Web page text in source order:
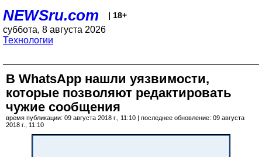
NEWSru.com | 18+
суббота, 8 августа 2026
Технологии
В WhatsApp нашли уязвимости,
которые позволяют редактировать
чужие сообщения
время публикации: 09 августа 2018 г., 11:10 | последнее обновление: 09 августа
2018 г., 11:10